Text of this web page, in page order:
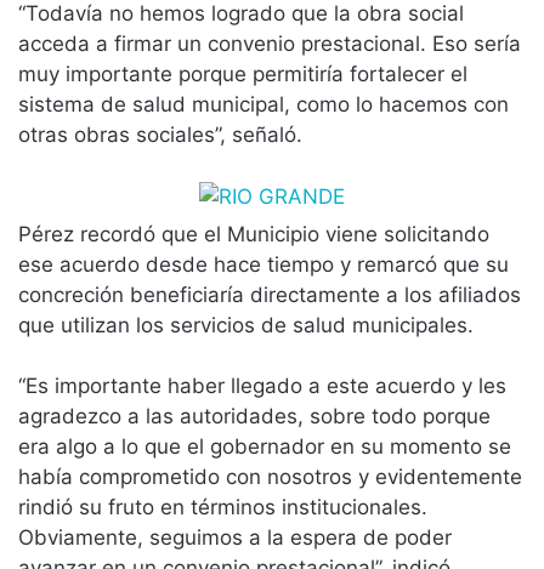
“Todavía no hemos logrado que la obra social
acceda a firmar un convenio prestacional. Eso sería
muy importante porque permitiría fortalecer el
sistema de salud municipal, como lo hacemos con
otras obras sociales”, señaló.
Pérez recordó que el Municipio viene solicitando
ese acuerdo desde hace tiempo y remarcó que su
concreción beneficiaría directamente a los afiliados
que utilizan los servicios de salud municipales.
“Es importante haber llegado a este acuerdo y les
agradezco a las autoridades, sobre todo porque
era algo a lo que el gobernador en su momento se
había comprometido con nosotros y evidentemente
rindió su fruto en términos institucionales.
Obviamente, seguimos a la espera de poder